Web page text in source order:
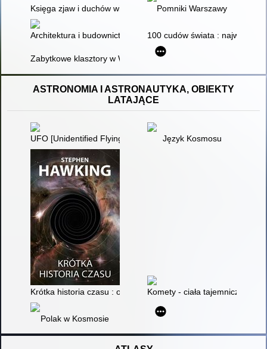
Księga zjaw i duchów wielkopolskichPomniki Warszawy
Architektura i budownictwo 100 cudów świata :
Zabytkowe klasztory w Wielkopolsce
ASTRONOMIA I ASTRONAUTYKA, OBIEKTY
LATAJĄCE
UFO [Unidentified Flying Object] i prawdziwe latające talerze
Język Kosmosu
Krótka historia czasu : od wielkiego wybuchu do czarnych dziur
Komety - ciała tajemnicze
Polak w Kosmosie